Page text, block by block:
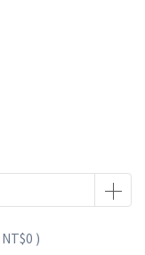
NT$0 )